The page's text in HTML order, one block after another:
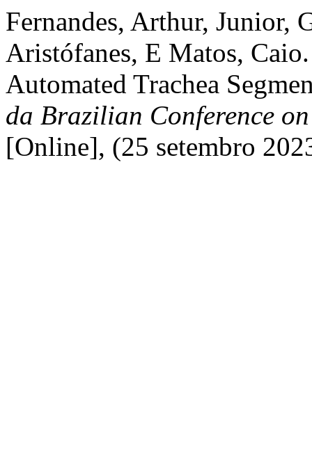
Fernandes, Arthur, Junior,
Aristófanes, E Matos,
Automated Trachea
da Brazilian Conference
[Online], (25 setembro